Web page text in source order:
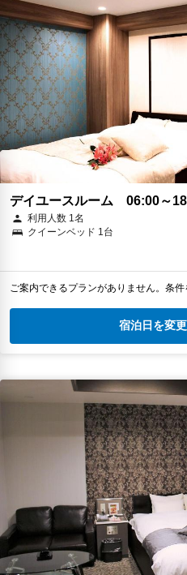
デイユースルーム 06:00～
利用人数 1名
クイーンベッド 1台
ご案内できるプランがありません。条
宿泊日を変